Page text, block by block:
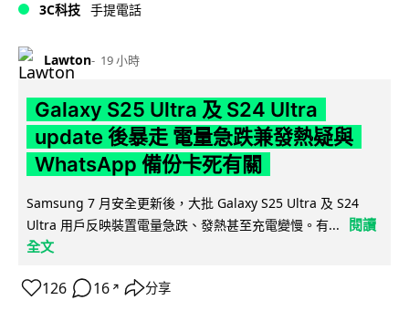
3C科技 手提電話
Lawton 19 小時
Galaxy S25 Ultra 及 S24 Ultra
update 後暴走 電量急跌兼發熱疑與
WhatsApp 備份卡死有關
Samsung 7 月安全更新後，大批 Galaxy S25 Ultra 及 S24
Ultra 用戶反映裝置電量急跌、發熱甚至充電變慢。有...
閱讀
全文
126 16 ↗ 分享